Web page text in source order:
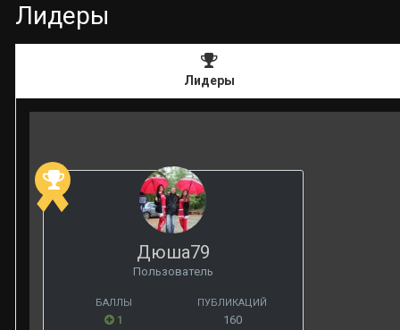
Лидеры
Лидеры
Дюша79
Пользователь
БАЛЛЫ
1
ПУБЛИКАЦИЙ
160